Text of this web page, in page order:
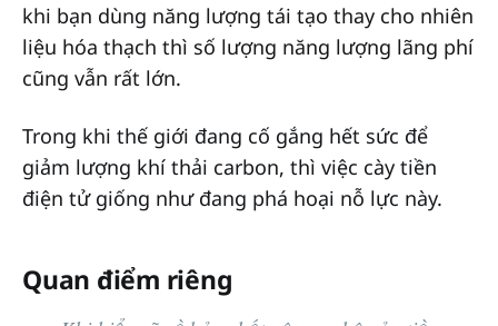
khi bạn dùng năng lượng tái tạo thay cho nhiên
liệu hóa thạch thì số lượng năng lượng lãng phí
cũng vẫn rất lớn.
Trong khi thế giới đang cố gắng hết sức để
giảm lượng khí thải carbon, thì việc cày tiền
điện tử giống như đang phá hoại nỗ lực này.
Quan điểm riêng